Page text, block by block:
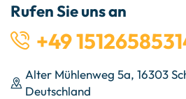
Rufen Sie uns an
+49
Alter Mühlenweg 5a, 16303
Deutschland